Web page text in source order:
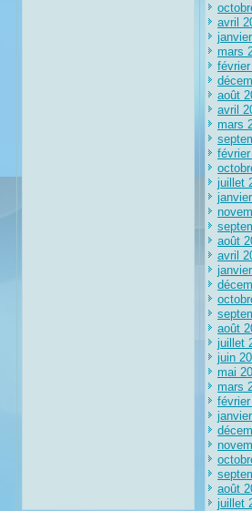
avril
mars
août
avril
mars
juillet
août
avril
août
juillet
juin
mai
mars
août
juillet